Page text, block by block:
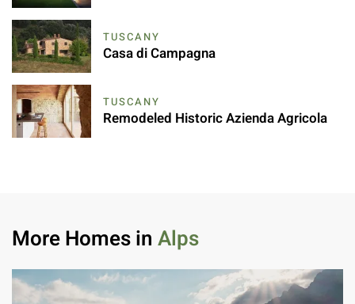
TUSCANY
Casa di Campagna
TUSCANY
Remodeled Historic Azienda Agricola
More Homes in Alps